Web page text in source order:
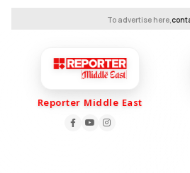
To advertise here,
Reporter Middle East